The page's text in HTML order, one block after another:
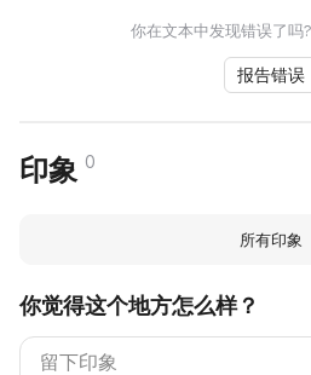
你在文本中发现错误了吗
报告错误
印象 0
所有印象
你觉得这个地方怎么样？